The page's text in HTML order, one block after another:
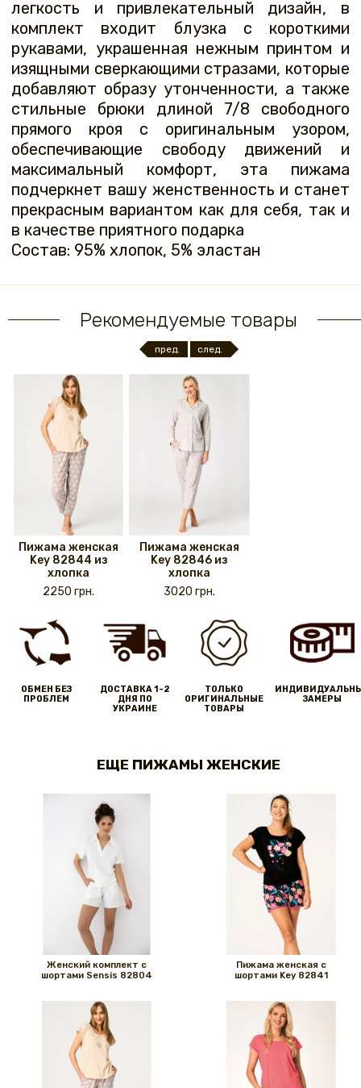
легкость и привлекательный дизайн, в
комплект входит блузка с короткими
рукавами, украшенная нежным принтом и
изящными сверкающими стразами, которые
добавляют образу утонченности, а также
стильные брюки длиной 7/8 свободного
прямого кроя с оригинальным узором,
обеспечивающие свободу движений и
максимальный комфорт, эта пижама
подчеркнет вашу женственность и станет
прекрасным вариантом как для себя, так и
в качестве приятного подарка
Состав: 95% хлопок, 5% эластан
Рекомендуемые товары
пред. след.
Пижама женская
Key 82844 из
хлопка
2250 грн.
Пижама женская
Key 82846 из
хлопка
3020 грн.
ОБМЕН БЕЗ
ПРОБЛЕМ
ДОСТАВКА 1-2
ДНЯ ПО
УКРАИНЕ
ТОЛЬКО
ОРИГИНАЛЬНЫЕ
ТОВАРЫ
ЗАМЕРЫ
ЕЩЕ ПИЖАМЫ ЖЕНСКИЕ
Женский комплект с
шортами Sensis 82804
Пижама женская с
шортами Key 82841